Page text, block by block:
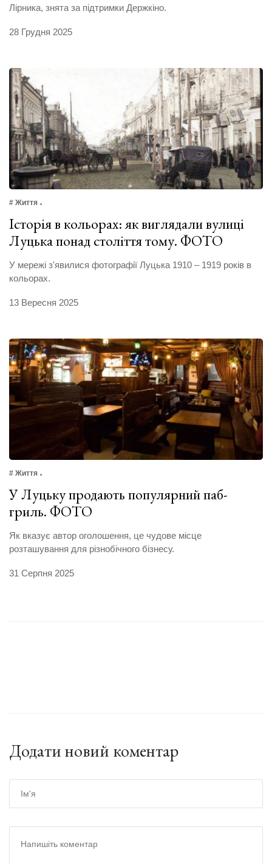
Лірника, знята за підтримки Держкіно.
28 Грудня 2025
# Життя
Історія в кольорах: як виглядали вулиці
Луцька понад століття тому. ФОТО
У мережі з'явилися фотографії Луцька 1910 – 1919 років в
кольорах.
13 Вересня 2025
# Життя
У Луцьку продають популярний паб-
гриль. ФОТО
Як вказує автор оголошення, це чудове місце
розташування для різнобічного бізнесу.
31 Серпня 2025
Додати новий коментар